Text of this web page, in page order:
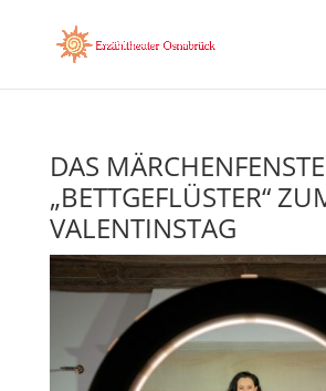
DAS
„BETTGEFLÜSTER“
VALENTINSTAG